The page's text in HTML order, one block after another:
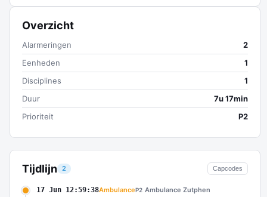
Tijdlijn 2 Capcodes
17 Jun 12:59:38AmbulanceP2 Ambulance Zutphen
Overzicht
Alarmeringen
2
Eenheden
1
Disciplines
1
Duur
7u 17min
Prioriteit
P2